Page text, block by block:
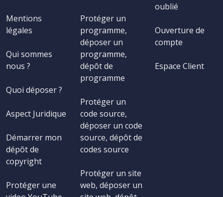
Mentions
légales
Qui sommes
nous ?
Quoi déposer ?
Aspect Juridique
Démarrer mon
dépôt de
copyright
Protéger une
Protéger un
programme,
déposer un
programme,
dépôt de
programme
Protéger un
code source,
déposer un code
source, dépôt de
codes source
Protéger un site
web, déposer un
oublié
Ouverture de
compte
Espace Client